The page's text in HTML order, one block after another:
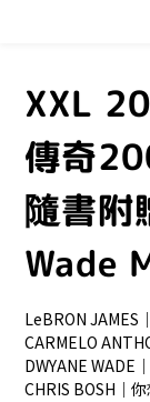
XXL
傳奇
隨書附
Wade
LeBRON JAMES
CARMELO
DWYANE WADE
CHRIS BOSH｜